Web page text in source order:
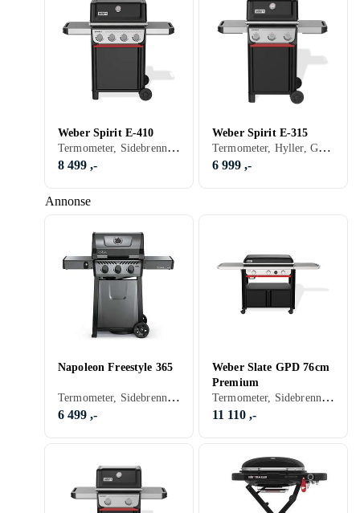
Annonse
Weber Spirit E-410
Termometer, Sidebrennere, Varmerist, Hyller, Stativ/vogn (Inkludert/ innebygget), Grillvogn, Gassgrill
8 499 ,-
Weber Spirit E-315
Termometer, Hyller, Grillvogn, Gassgrill
6 999 ,-
Napoleon Freestyle 365
Termometer, Sidebrennere, Pizza, Grillvogn, Gassgrill
6 499 ,-
Weber Slate GPD 76cm
Premium
Termometer, Sidebrennere, Varmerist, Hyller, Skap og skuffer, Stativ/vogn (Inkludert/ innebygget), Balkong, Grillvogn, Gassgrill
11 110 ,-